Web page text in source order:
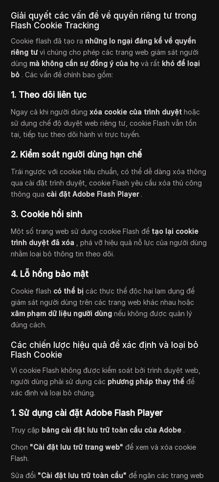
Giải quyết các vấn đề về quyền riêng tư trong
Flash Cookie Tracking
Cookie flash đã tạo ra những lo ngại đáng kể về quyền
riêng tưvì chúng cho phép các trang web giám sát người
dùng mà không cần sự đồng ý của họvà rất khó để loại
bỏ . Các vấn đề chính bao gồm:
1. Theo dõi liên tục
Ngay cả khi người dùngxóa cookie của trình duyệthoặc
sử dụng chế độ duyệt web riêng tư, cookie Flash vẫn tồn
tại, tiếp tục theo dõi hành vi trực tuyến.
2. Kiểm soát người dùng hạn chế
Trái ngược với cookie tiêu chuẩn, có thể dễ dàng xóa thông
qua cài đặt trình duyệt, cookie Flash yêu cầu xóa thủ công
thông qua cài đặt Adobe Flash Player .
3. Cookie hồi sinh
Một số trang web sử dụng cookie Flash để tạo lại cookie
trình duyệt đã xóa
, phá vỡ hiệu quả nỗ lực của người dùng
nhằm loại bỏ thông tin theo dõi.
4. Lỗ hổng bảo mật
Cookie flash có thể bịcác thực thể độc hại lạm dụng để
giám sát người dùng trên các trang web khác nhau hoặc
xâm phạm dữ liệu người dùngnếu không được quản lý
đúng cách.
Các chiến lược hiệu quả để xác định và loại bỏ
Flash Cookie
Vì cookie Flash không được kiểm soát bởi trình duyệt web,
người dùng phải sử dụng các phương pháp thay thếđể
xác định và loại bỏ chúng.
1. Sử dụng cài đặt Adobe Flash Player
Truy cập bảng cài đặt lưu trữ toàn cầu của Adobe .
Chọn "Cài đặt lưu trữ trang web"để xem và xóa cookie
Flash.
Sửa đổi "Cài đặt lưu trữ toàn cầu"để ngăn các trang web